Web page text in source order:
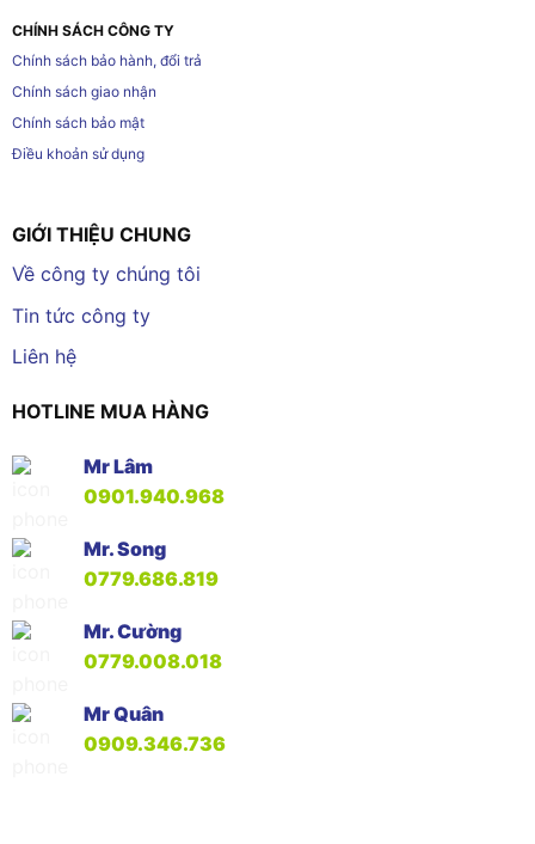
CHÍNH SÁCH CÔNG TY
Chính sách bảo hành, đổi trả
Chính sách giao nhận
Chính sách bảo mật
Điều khoản sử dụng
GIỚI THIỆU CHUNG
Về công ty chúng tôi
Tin tức công ty
Liên hệ
HOTLINE MUA HÀNG
Mr Lâm
0901.940.968
Mr. Song
0779.686.819
Mr. Cường
0779.008.018
Mr Quân
0909.346.736